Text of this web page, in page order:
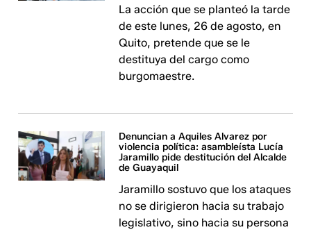
La acción que se planteó la tarde
de este lunes, 26 de agosto, en
Quito, pretende que se le
destituya del cargo como
burgomaestre.
Denuncian a Aquiles Alvarez por
violencia política: asambleísta Lucía
Jaramillo pide destitución del Alcalde
de Guayaquil
Jaramillo sostuvo que los ataques
no se dirigieron hacia su trabajo
legislativo, sino hacia su persona